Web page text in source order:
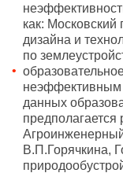
как: Московский
дизайна и
по
неэффективным
данных
предполагается
В.П.Горячкина,